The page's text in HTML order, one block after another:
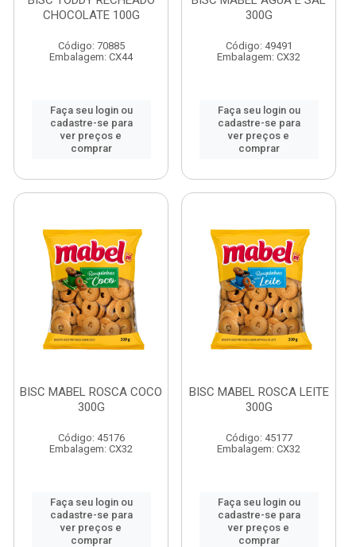
CHOCOLATE 100G
Código: 70885
Embalagem: CX44
Faça seu login ou
cadastre-se para
ver preços e
comprar
300G
Código: 49491
Embalagem: CX32
Faça seu login ou
cadastre-se para
ver preços e
comprar
BISC MABEL ROSCA COCO
300G
Código: 45176
Embalagem: CX32
Faça seu login ou
cadastre-se para
ver preços e
comprar
BISC MABEL ROSCA LEITE
300G
Código: 45177
Embalagem: CX32
Faça seu login ou
cadastre-se para
ver preços e
comprar